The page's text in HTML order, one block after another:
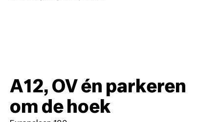
A12, OV én parkeren
om de hoek